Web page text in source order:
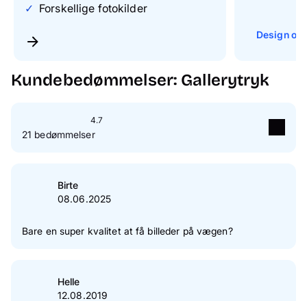
Forskellige fotokilder
Design
Kundebedømmelser: Gallerytryk
4.7
21 bedømmelser
Stjerne(r)
Stjerne(r)
2
Birte
08.06.2025
Bare en super kvalitet at få billeder på vægen?
Helle
12.08.2019